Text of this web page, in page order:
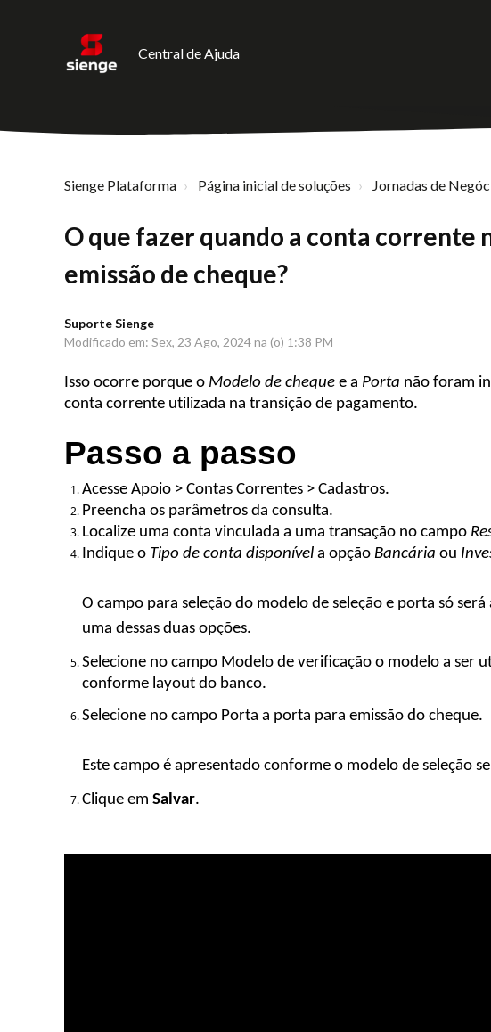
Central de Ajuda
Sienge Plataforma Página inicial de soluções Jornadas de
O que fazer quando a conta corrente
emissão de cheque?
Suporte Sienge
Modificado em: Sex, 23 Ago, 2024 na (o) 1:38 PM
Isso ocorre porque o Modelo de cheque e a Porta não foram
conta corrente utilizada na transição de pagamento.
Passo a passo
Acesse Apoio > Contas Correntes > Cadastros.
Preencha os parâmetros da consulta.
Localize uma conta vinculada a uma transação no campo
Indique o Tipo de conta disponível a opção Bancária ou
O campo para seleção do modelo de seleção e porta só
uma dessas duas opções.
Selecione no campo Modelo de verificação o modelo a ser
conforme layout do banco.
Selecione no campo Porta a porta para emissão do cheque.
Este campo é apresentado conforme o modelo de seleção
Clique em Salvar.